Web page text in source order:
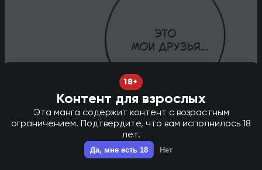
18+
Контент для взрослых
Эта манга содержит контент с возрастным
ограничением. Подтвердите, что вам исполнилось 18
лет.
Да, мне есть 18 Нет
НОВАЯ ГЛАВА В ТГ - НАЖМИ ДЛЯ ПЕРЕХОДА!